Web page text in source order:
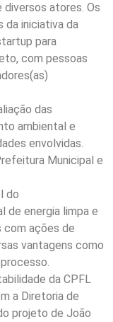
diversos atores. Os
da iniciativa da
para
com pessoas
das
ambiental e
envolvidas.
Municipal e
do
de energia limpa e
com ações de
vantagens como
da CPFL
a Diretoria de
projeto de João